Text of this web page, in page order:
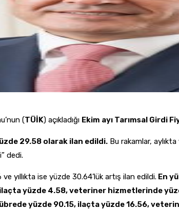
(TÜİK) açıkladığı Ekim ayı Tarımsal Girdi
29.58 olarak ilan edildi. Bu rakamlar,
dedi.
yıllıkta ise yüzde 30.64’lük artış ilan edildi. En
yüzde 4.58, veteriner hizmetlerinde
yüzde 90.15, ilaçta yüzde 16.56,